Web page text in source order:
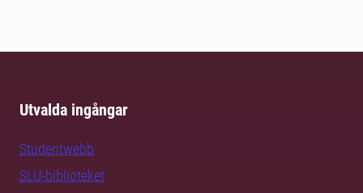
Utvalda ingångar
Studentwebb
SLU-biblioteket